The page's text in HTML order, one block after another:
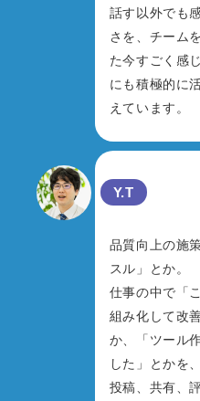
話す以外でも
さを、チーム
た今すごく感
にも積極的に
えています。
Y.T
品質向上の施
スル」とか。
仕事の中で「
組み化して改
か、「ツール
した」とかを
投稿、共有、